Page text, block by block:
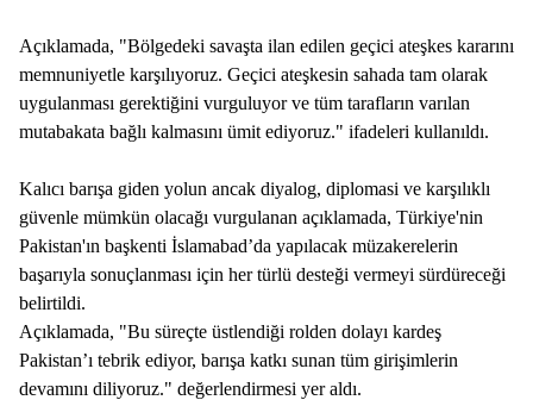
Açıklamada, "Bölgedeki savaşta ilan edilen geçici ateşkes kararını
memnuniyetle karşılıyoruz. Geçici ateşkesin sahada tam olarak
uygulanması gerektiğini vurguluyor ve tüm tarafların varılan
mutabakata bağlı kalmasını ümit ediyoruz." ifadeleri kullanıldı.
Kalıcı barışa giden yolun ancak diyalog, diplomasi ve karşılıklı
güvenle mümkün olacağı vurgulanan açıklamada, Türkiye'nin
Pakistan'ın başkenti İslamabad’da yapılacak müzakerelerin
başarıyla sonuçlanması için her türlü desteği vermeyi sürdüreceği
belirtildi.
Açıklamada, "Bu süreçte üstlendiği rolden dolayı kardeş
Pakistan’ı tebrik ediyor, barışa katkı sunan tüm girişimlerin
devamını diliyoruz." değerlendirmesi yer aldı.